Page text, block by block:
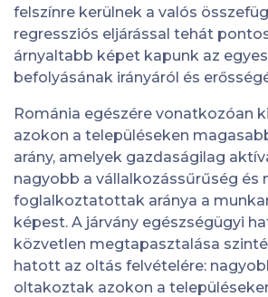
felszínre kerülnek a valós
regressziós eljárással tehát
árnyaltabb képet kapunk az
befolyásának irányáról és
Románia egészére vonatkozóan
azokon a településeken
arány, amelyek gazdaságilag
nagyobb a vállalkozássűrűség és
foglalkoztatottak aránya a
képest. A járvány egészségügyi
közvetlen megtapasztalása
hatott az oltás felvételére:
oltakoztak azokon a